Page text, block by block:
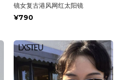
镜女复古港风网红太阳镜
¥790